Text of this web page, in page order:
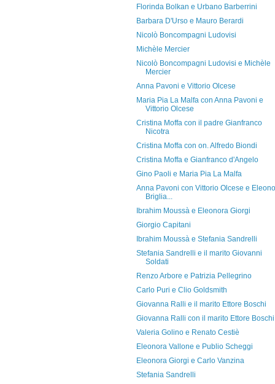
Florinda Bolkan e Urbano Barberrini
Barbara D'Urso e Mauro Berardi
Nicolò Boncompagni Ludovisi
Michèle Mercier
Nicolò Boncompagni Ludovisi e Michèle
Mercier
Anna Pavoni e Vittorio Olcese
Maria Pia La Malfa con Anna Pavoni e
Vittorio Olcese
Cristina Moffa con il padre Gianfranco
Nicotra
Cristina Moffa con on. Alfredo Biondi
Cristina Moffa e Gianfranco d'Angelo
Gino Paoli e Maria Pia La Malfa
Anna Pavoni con Vittorio Olcese e
Briglia...
Ibrahim Moussà e Eleonora Giorgi
Giorgio Capitani
Ibrahim Moussà e Stefania Sandrelli
Stefania Sandrelli e il marito Giovanni
Soldati
Renzo Arbore e Patrizia Pellegrino
Carlo Puri e Clio Goldsmith
Giovanna Ralli e il marito Ettore Boschi
Giovanna Ralli con il marito Ettore Boschi
Valeria Golino e Renato Cestiè
Eleonora Vallone e Publio Scheggi
Eleonora Giorgi e Carlo Vanzina
Stefania Sandrelli